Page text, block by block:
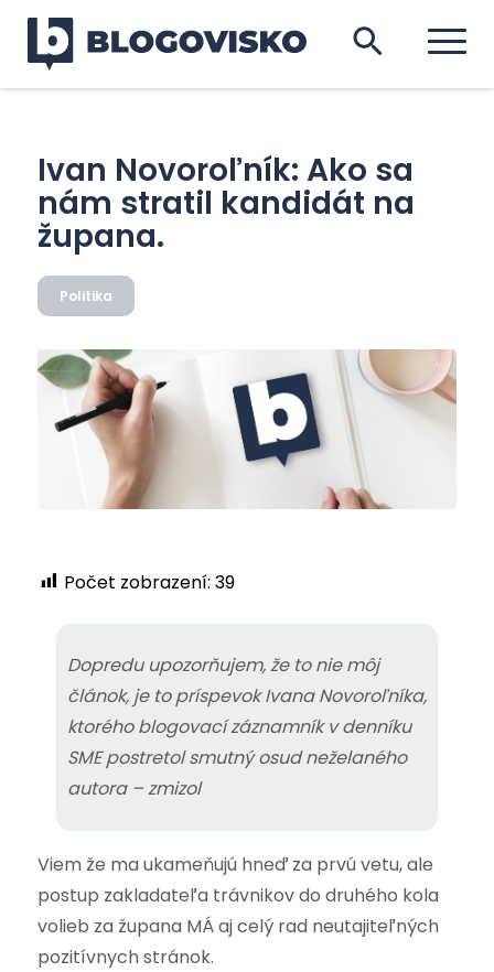
Ivan Novoroľník: Ako sa
nám stratil kandidát na
župana.
Politika
Počet zobrazení: 39
Dopredu upozorňujem, že to nie môj
článok, je to príspevok Ivana Novoroľníka,
ktorého blogovací záznamník v denníku
SME postretol smutný osud neželaného
autora – zmizol
Viem že ma ukameňujú hneď za prvú vetu, ale
postup zakladateľa trávnikov do druhého kola
volieb za župana MÁ aj celý rad neutajiteľných
pozitívnych stránok.